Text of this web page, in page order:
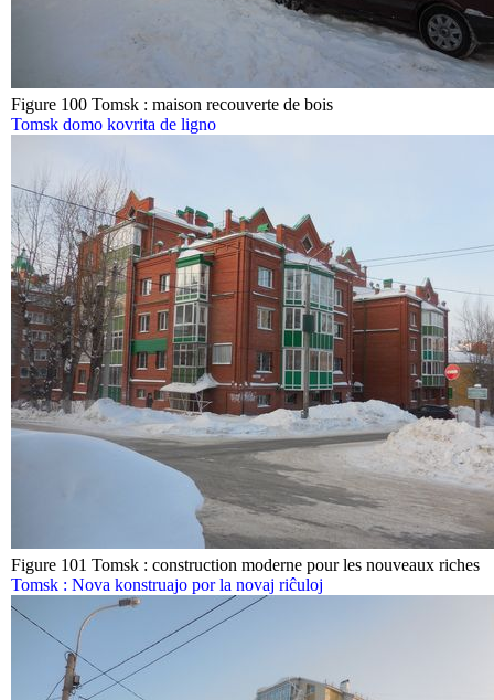
Figure 100 Tomsk : maison recouverte de bois
Tomsk domo kovrita de ligno
Figure 101 Tomsk : construction moderne pour les nouveaux riches
Tomsk : Nova konstruajo por la novaj riĉuloj